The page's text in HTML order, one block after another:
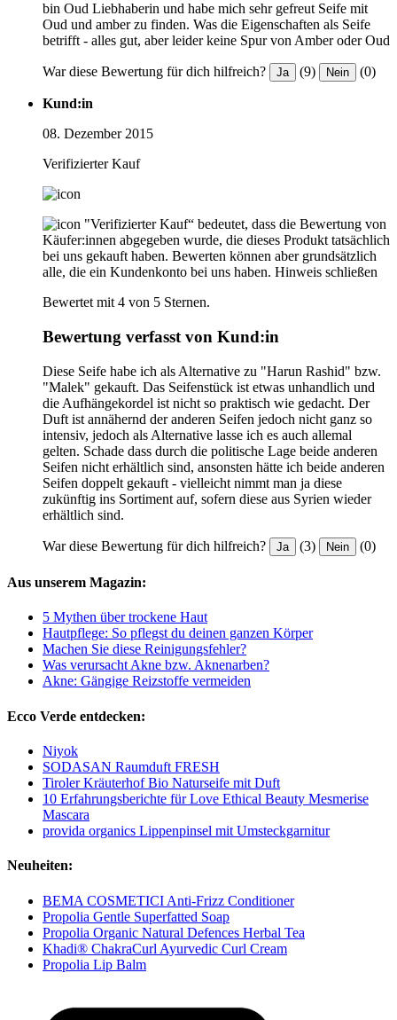
bin Oud Liebhaberin und habe mich sehr gefreut Seife mit
Oud und amber zu finden. Was die Eigenschaften als Seife
betrifft - alles gut, aber leider keine Spur von Amber oder Oud
War diese Bewertung für dich hilfreich? Ja (9) Nein (0)
Kund:in
08. Dezember 2015
Verifizierter Kauf
"Verifizierter Kauf“ bedeutet, dass die Bewertung von
Käufer:innen abgegeben wurde, die dieses Produkt tatsächlich
bei uns gekauft haben. Bewerten können aber grundsätzlich
alle, die ein Kundenkonto bei uns haben. Hinweis schließen
Bewertet mit 4 von 5 Sternen.
Bewertung verfasst von Kund:in
Diese Seife habe ich als Alternative zu "Harun Rashid" bzw.
"Malek" gekauft. Das Seifenstück ist etwas unhandlich und
die Aufhängekordel ist nicht so praktisch wie gedacht. Der
Duft ist annähernd der anderen Seifen jedoch nicht ganz so
intensiv, jedoch als Alternative lasse ich es auch allemal
gelten. Schade dass durch die politische Lage beide anderen
Seifen nicht erhältlich sind, ansonsten hätte ich beide anderen
Seifen doppelt gekauft - vielleicht nimmt man ja diese
zukünftig ins Sortiment auf, sofern diese aus Syrien wieder
erhältlich sind.
War diese Bewertung für dich hilfreich? Ja (3) Nein (0)
Aus unserem Magazin:
5 Mythen über trockene Haut
Hautpflege: So pflegst du deinen ganzen Körper
Machen Sie diese Reinigungsfehler?
Was verursacht Akne bzw. Aknenarben?
Akne: Gängige Reizstoffe vermeiden
Ecco Verde entdecken:
Niyok
SODASAN Raumduft FRESH
Tiroler Kräuterhof Bio Naturseife mit Duft
10 Erfahrungsberichte für Love Ethical Beauty Mesmerise
Mascara
provida organics Lippenpinsel mit Umsteckgarnitur
Neuheiten:
BEMA COSMETICI Anti-Frizz Conditioner
Propolia Gentle Superfatted Soap
Propolia Organic Natural Defences Herbal Tea
Khadi® ChakraCurl Ayurvedic Curl Cream
Propolia Lip Balm